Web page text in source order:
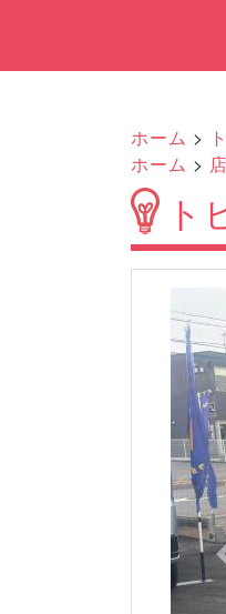
ホーム >
ホーム >
ト